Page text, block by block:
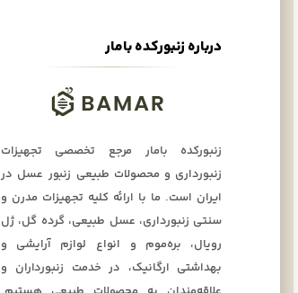
درباره زنبورکده بامار
زنبورکده بامار مرجع تخصصی تجهیزات
زنبورداری و محصولات طبیعی زنبور عسل در
ایران است. ما با ارائه کلیه تجهیزات مدرن و
سنتی زنبورداری، عسل طبیعی، گرده گل، ژل
رویال، بره‌موم و انواع لوازم آرایشی و
بهداشتی ارگانیک، در خدمت زنبورداران و